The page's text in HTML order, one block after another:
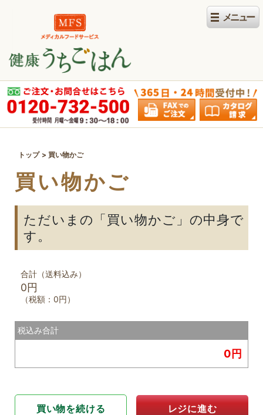
トップ 買い物かご
買い物かご
ただいまの「買い物かご」の中身で
す。
合計（送料込み）
0円
0円
税込み合計
0円
買い物を続ける レジに進む